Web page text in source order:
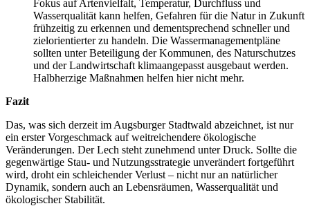
Fokus auf Artenvielfalt, Temperatur, Durchfluss und
Wasserqualität kann helfen, Gefahren für die Natur in Zukunft
frühzeitig zu erkennen und dementsprechend schneller und
zielorientierter zu handeln. Die Wassermanagementpläne
sollten unter Beteiligung der Kommunen, des Naturschutzes
und der Landwirtschaft klimaangepasst ausgebaut werden.
Halbherzige Maßnahmen helfen hier nicht mehr.
Fazit
Das, was sich derzeit im Augsburger Stadtwald abzeichnet, ist nur
ein erster Vorgeschmack auf weitreichendere ökologische
Veränderungen. Der Lech steht zunehmend unter Druck. Sollte die
gegenwärtige Stau- und Nutzungsstrategie unverändert fortgeführt
wird, droht ein schleichender Verlust – nicht nur an natürlicher
Dynamik, sondern auch an Lebensräumen, Wasserqualität und
ökologischer Stabilität.